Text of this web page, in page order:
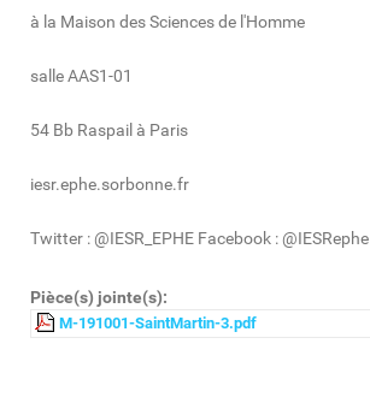
à la Maison des Sciences de l'Homme
salle AAS1-01
54 Bb Raspail à Paris
iesr.ephe.sorbonne.fr
Twitter : @IESR_EPHE Facebook : @IESRephe
Pièce(s) jointe(s):
M-191001-SaintMartin-3.pdf